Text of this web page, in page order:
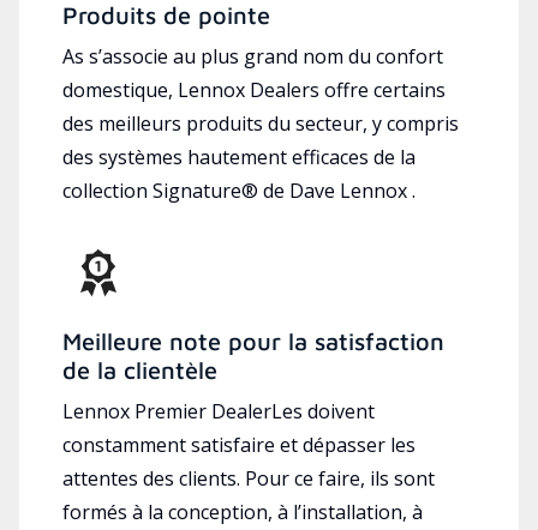
Produits de pointe
As s’associe au plus grand nom du confort
domestique, Lennox Dealers offre certains
des meilleurs produits du secteur, y compris
des systèmes hautement efficaces de la
collection Signature® de Dave Lennox .
Meilleure note pour la satisfaction
de la clientèle
Lennox Premier DealerLes doivent
constamment satisfaire et dépasser les
attentes des clients. Pour ce faire, ils sont
formés à la conception, à l’installation, à